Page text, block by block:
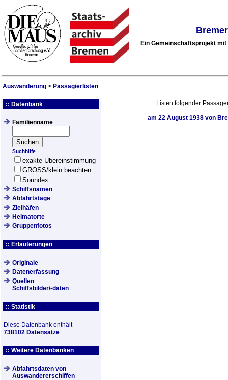
Ein Gemeinschaftsprojekt
Auswanderung > Passagierlisten
:: Datenbank
Familienname
Suchhilfe
exakte Übereinstimmung
GROSS/klein beachten
Soundex
Schiffsnamen
Abfahrtstage
Zielhäfen
Heimatorte
Gruppenfotos
:: Erläuterungen
Originale
Datenerfassung
Quellen
Schiffsbilder/-daten
:: Statistik
Diese Datenbank enthält
738102 Datensätze.
:: Weitere Datenbanken
Abfahrtsdaten von
Auswandererschiffen
Listen folgender
am 22 August 1938 von